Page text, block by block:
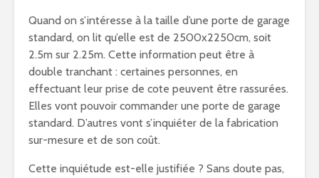
Quand on s’intéresse à la taille d’une porte de garage
standard, on lit qu’elle est de 2500x2250cm, soit
2.5m sur 2.25m. Cette information peut être à
double tranchant : certaines personnes, en
effectuant leur prise de cote peuvent être rassurées.
Elles vont pouvoir commander une porte de garage
standard. D’autres vont s’inquiéter de la fabrication
sur-mesure et de son coût.
Cette inquiétude est-elle justifiée ? Sans doute pas,